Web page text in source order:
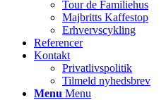
Tour de Familiehus
Majbritts Kaffestop
Erhvervscykling
Referencer
Kontakt
Privatlivspolitik
Tilmeld nyhedsbrev
Menu Menu